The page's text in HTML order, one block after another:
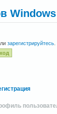
Windows
зарегистрируйтесь.